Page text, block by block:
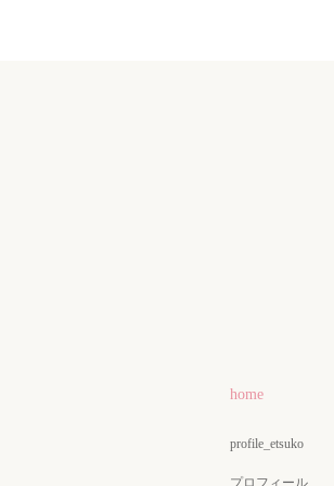
home
profile_etsuko
プロフィール